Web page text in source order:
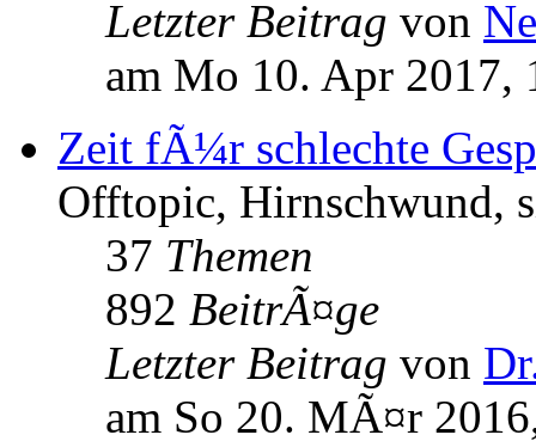
Letzter Beitrag von
am Mo 10. Apr 2017,
Zeit fÃ¼r schlechte
Offtopic, Hirnschwund,
37 Themen
892 BeitrÃ¤ge
Letzter Beitrag von
am So 20. MÃ¤r